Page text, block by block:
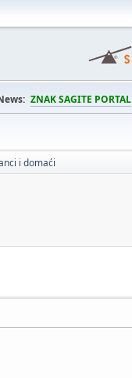
ZNAK SAGITE PORTAL
i domaći